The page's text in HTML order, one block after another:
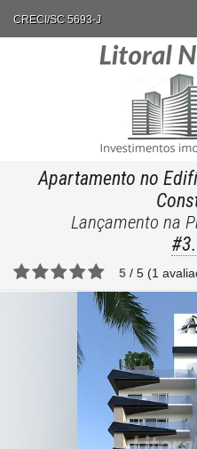
CRECI/SC 5693-J
Apartamento no
Lançamento na
5 / 5 (1